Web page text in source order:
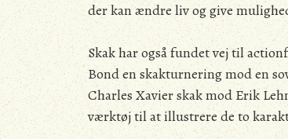
der kan ændre liv og give
Skak har også fundet vej til
Bond en skakturnering mod en
Charles Xavier skak mod Erik
værktøj til at illustrere de to